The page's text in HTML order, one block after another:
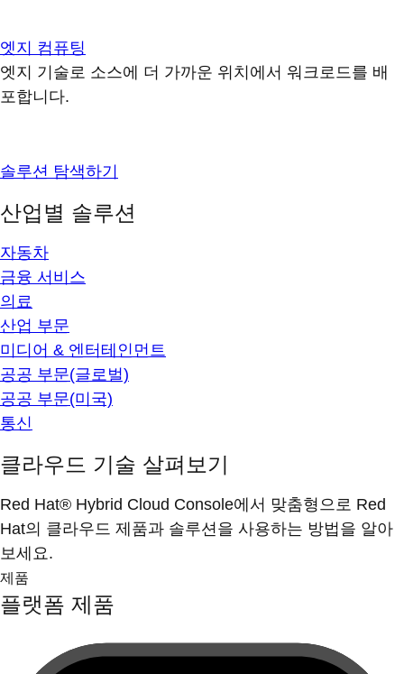
엣지 컴퓨팅
엣지 기술로 소스에 더 가까운 위치에서 워크로드를 배
포합니다.
솔루션 탐색하기
산업별 솔루션
자동차
금융 서비스
의료
산업 부문
미디어 & 엔터테인먼트
공공 부문(글로벌)
공공 부문(미국)
통신
클라우드 기술 살펴보기
Red Hat® Hybrid Cloud Console에서 맞춤형으로 Red
Hat의 클라우드 제품과 솔루션을 사용하는 방법을 알아
보세요.
제품
플랫폼 제품